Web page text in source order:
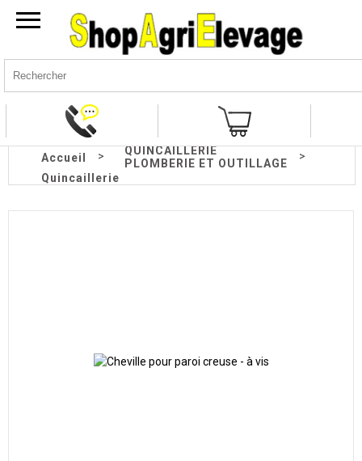
Accueil >
QUINCAILLERIE
PLOMBERIE ET OUTILLAGE
>
Quincaillerie